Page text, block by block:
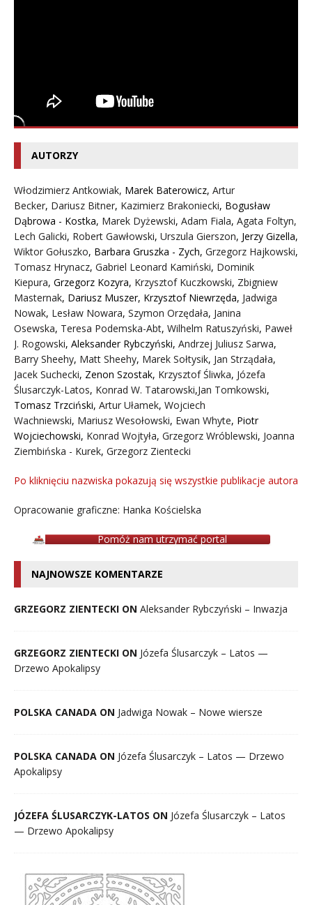
AUTORZY
Włodzimierz Antkowiak, Marek Baterowicz, Artur
Becker, Dariusz Bitner, Kazimierz Brakoniecki, Bogusław
Dąbrowa - Kostka, Marek Dyżewski, Adam Fiala, Agata Foltyn,
Lech Galicki, Robert Gawłowski, Urszula Gierszon, Jerzy Gizella,
Wiktor Gołuszko, Barbara Gruszka - Zych, Grzegorz Hajkowski,
Tomasz Hrynacz, Gabriel Leonard Kamiński, Dominik
Kiepura, Grzegorz Kozyra, Krzysztof Kuczkowski, Zbigniew
Masternak, Dariusz Muszer, Krzysztof Niewrzęda, Jadwiga
Nowak, Lesław Nowara, Szymon Orzędała, Janina
Osewska, Teresa Podemska-Abt, Wilhelm Ratuszyński, Paweł
J. Rogowski, Aleksander Rybczyński, Andrzej Juliusz Sarwa,
Barry Sheehy, Matt Sheehy, Marek Sołtysik, Jan Strządała,
Jacek Suchecki, Zenon Szostak, Krzysztof Śliwka, Józefa
Ślusarczyk-Latos, Konrad W. Tatarowski,Jan Tomkowski,
Tomasz Trzciński, Artur Ułamek, Wojciech
Wachniewski, Mariusz Wesołowski, Ewan Whyte, Piotr
Wojciechowski, Konrad Wojtyła, Grzegorz Wróblewski, Joanna
Ziembińska - Kurek, Grzegorz Zientecki
Po kliknięciu nazwiska pokazują się wszystkie publikacje autora
Opracowanie graficzne: Hanka Kościelska
Pomóż nam utrzymać portal
NAJNOWSZE KOMENTARZE
GRZEGORZ ZIENTECKI ON Aleksander Rybczyński – Inwazja
GRZEGORZ ZIENTECKI ON Józefa Ślusarczyk – Latos —
Drzewo Apokalipsy
POLSKA CANADA ON Jadwiga Nowak – Nowe wiersze
POLSKA CANADA ON Józefa Ślusarczyk – Latos — Drzewo
Apokalipsy
JÓZEFA ŚLUSARCZYK-LATOS ON Józefa Ślusarczyk – Latos
— Drzewo Apokalipsy